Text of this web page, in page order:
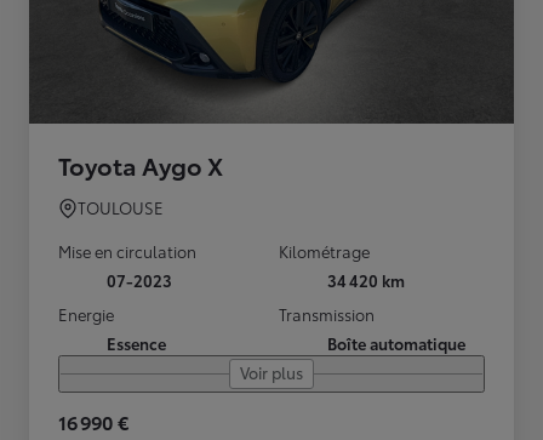
Toyota Aygo X
TOULOUSE
Mise en circulation
07-2023
Kilométrage
34 420 km
Energie
Essence
Transmission
Boîte automatique
Voir plus
16 990 €